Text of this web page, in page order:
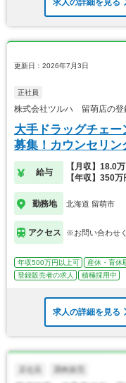
求人の詳細を見る
更新日：2026年7月3日
正社員
株式会社ツルハ 留萌店の登
大手ドラッグチェ
募集！カウンセリン
給与
【月収】18.0
【年収】350
勤務地 北海道 留萌市
アクセス ※お問い合わせ
年収500万円以上可 産休・育休
登録販売者の求人
積極採用中
求人の詳細を見る